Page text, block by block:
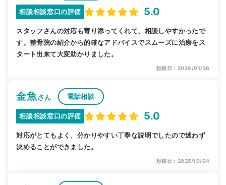
相談相談窓口の評価 5.0
スタッフさんの対応も寄り添ってくれて、相談しやすかったで
す。整骨院の紹介から的確なアドバイスでスムーズに治療をス
タート出来て大変助かりました。
投稿日：2026/01/26
金魚さん 電話相談
相談相談窓口の評価 5.0
対応がとてもよく、分かりやすい丁寧な説明でしたので迷わず
決めることができました。
投稿日：2025/10/04